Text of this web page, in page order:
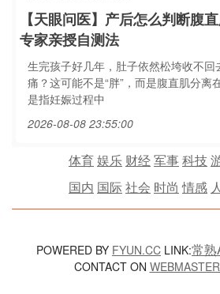
【天眼问医】产后怎么判断腹
专家亲授自测法
生完孩子好几年，肚子依然松垮收不回
痛？这可能不是“胖”，而是腹直肌分离
是指妊娠过程中
2026-08-08 23:55:00
体育娱乐 财经军事科技
国内 国际社会 时尚 情感
POWERED BY FYUN.CC LINK:常
CONTACT ON